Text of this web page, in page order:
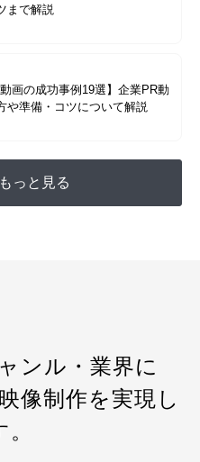
まで解説
動画の成功事例19選】企業PR動
や準備・コツについて解説
っと見る
ンル・業界に
像制作を実現し